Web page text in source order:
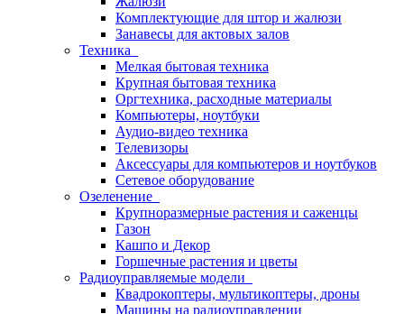
Комплектующие для штор и жалюзи
Занавесы для актовых залов
Техника
Мелкая бытовая техника
Крупная бытовая техника
Оргтехника, расходные материалы
Компьютеры, ноутбуки
Аудио-видео техника
Телевизоры
Аксессуары для компьютеров и ноутбуков
Сетевое оборудование
Озеленение
Крупноразмерные растения и саженцы
Газон
Кашпо и Декор
Горшечные растения и цветы
Радиоуправляемые модели
Квадрокоптеры, мультикоптеры, дроны
Машины на радиоуправлении